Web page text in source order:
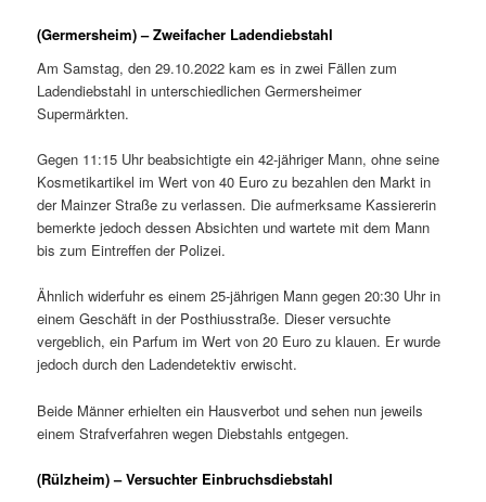
(Germersheim) – Zweifacher Ladendiebstahl
Am Samstag, den 29.10.2022 kam es in zwei Fällen zum
Ladendiebstahl in unterschiedlichen Germersheimer
Supermärkten.
Gegen 11:15 Uhr beabsichtigte ein 42-jähriger Mann, ohne seine
Kosmetikartikel im Wert von 40 Euro zu bezahlen den Markt in
der Mainzer Straße zu verlassen. Die aufmerksame Kassiererin
bemerkte jedoch dessen Absichten und wartete mit dem Mann
bis zum Eintreffen der Polizei.
Ähnlich widerfuhr es einem 25-jährigen Mann gegen 20:30 Uhr in
einem Geschäft in der Posthiusstraße. Dieser versuchte
vergeblich, ein Parfum im Wert von 20 Euro zu klauen. Er wurde
jedoch durch den Ladendetektiv erwischt.
Beide Männer erhielten ein Hausverbot und sehen nun jeweils
einem Strafverfahren wegen Diebstahls entgegen.
(Rülzheim) – Versuchter Einbruchsdiebstahl